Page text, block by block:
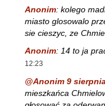
Anonim: kolego
miasto glosowalo
sie cieszyc, ze
Anonim: 14 to ja
12:23
@Anonim 9
mieszkańca